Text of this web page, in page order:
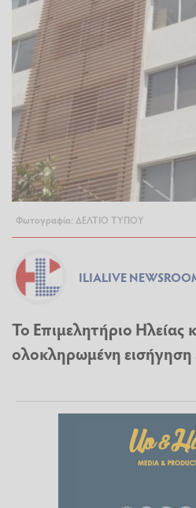
Φωτογραφία: ΔΕΛΤΙΟ ΤΥΠΟΥ
ILIALIVE
Το Επιμελητήριο Ηλείας
ολοκληρωμένη